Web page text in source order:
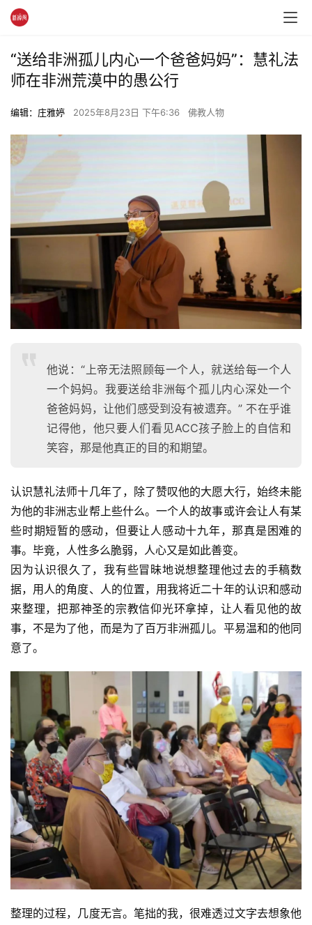
​​“送给非洲孤儿内心一个爸爸妈妈”：慧礼法
师在非洲荒漠中的愚公行
编辑：庄雅婷 2025年8月23日 下午6:36 佛教人物
他说：“上帝无法照顾每一个人，就送给每一个人
一个妈妈。我要送给非洲每个孤儿内心深处一个
爸爸妈妈，让他们感受到没有被遗弃。” 不在乎谁
记得他，他只要人们看见ACC孩子脸上的自信和
笑容，那是他真正的目的和期望。
认识慧礼法师十几年了，除了赞叹他的大愿大行，始终未能
为他的非洲志业帮上些什么。一个人的故事或许会让人有某
些时期短暂的感动，但要让人感动十九年，那真是困难的
事。毕竟，人性多么脆弱，人心又是如此善变。
因为认识很久了，我有些冒昧地说想整理他过去的手稿数
据，用人的角度、人的位置，用我将近二十年的认识和感动
来整理，把那神圣的宗教信仰光环拿掉，让人看见他的故
事，不是为了他，而是为了百万非洲孤儿。平易温和的他同
意了。
整理的过程，几度无言。笔拙的我，很难透过文字去想象他